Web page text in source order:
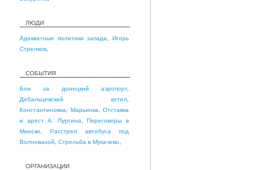
ЛЮДИ
Адекватные политики запада ,Игорь
Стрелков
СОБЫТИЯ
Бои за донецкий аэропорт,
Дебальцевский котел
Константиновка
Марьинка
Отставка
и арест А. Пургина ,Переговоры в
Минске
Расстрел автобуса под
Волновахой
Стрельба в Мукачево
ОРГАНИЗАЦИИ